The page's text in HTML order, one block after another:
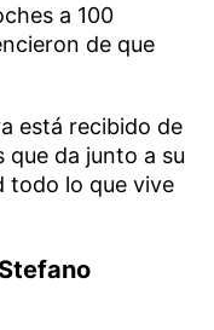
a 100
de que
está recibido de
que da junto a su
todo lo que vive